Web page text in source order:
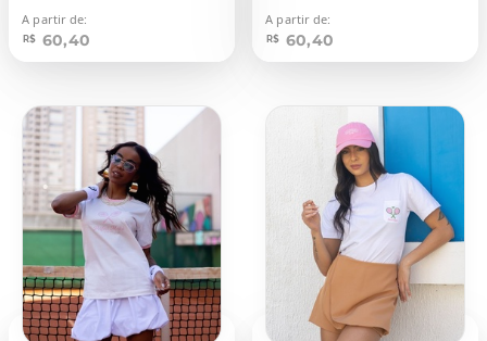
A partir de:
R$ 60,40
A partir de:
R$ 60,40